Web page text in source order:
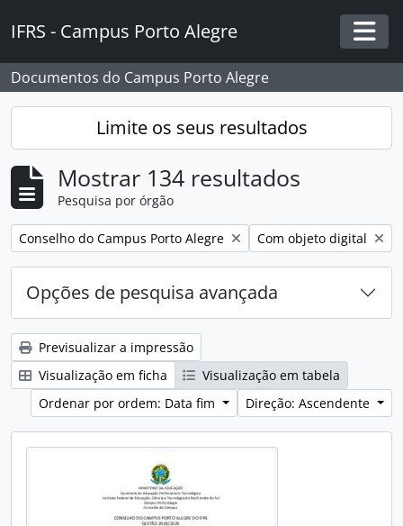
IFRS - Campus Porto Alegre
Documentos do Campus Porto Alegre
Limite os seus resultados
Mostrar 134 resultados
Pesquisa por órgão
Remover filtro:
Conselho do Campus Porto Alegre Remover filtro:
Com objeto digital
Opções de pesquisa avançada
Previsualizar a impressão
Visualização em ficha
Visualização em tabela
Ordenar por ordem: Data fim
Direção: Ascendente